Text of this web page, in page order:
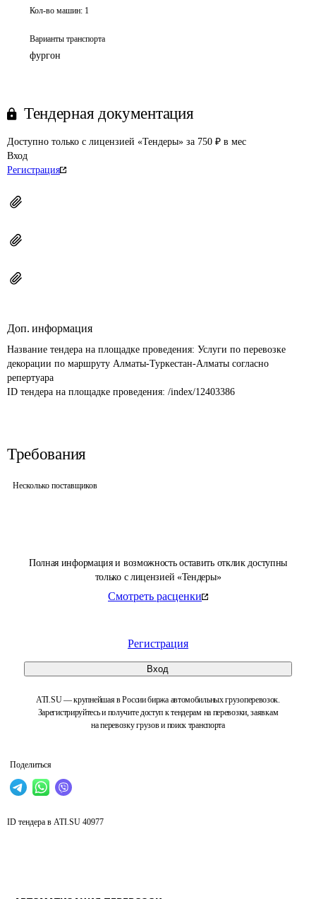
Полная информация и возможность оставить отклик доступны
только с лицензией «Тендеры»
Смотреть расценки
Регистрация
Вход
ATI.SU — крупнейшая в России биржа автомобильных грузоперевозок.
Зарегистрируйтесь и получите доступ к тендерам на перевозки, заявкам
на перевозку грузов и поиск транспорта
Поделиться
Кол-во машин: 1
Варианты транспорта
фургон
Тендерная документация
Доступно только с лицензией «Тендеры» за 750 ₽ в мес
Вход
Регистрация
Доп. информация
Название тендера на площадке проведения: Услуги по перевозке
декорации по маршруту Алматы-Туркестан-Алматы согласно
репертуара
ID тендера на площадке проведения: /index/12403386
Требования
Несколько поставщиков
ID тендера в ATI.SU 40977